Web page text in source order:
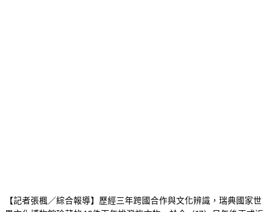
【記者張楓／綜合報導】歷經三年跨國合作與文化辨識，瑞典國家世